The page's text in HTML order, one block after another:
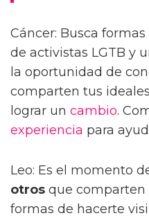
Cáncer: Busca formas
de activistas LGTB y
la oportunidad de
comparten tus
lograr un cambio.
experiencia para
Leo: Es el momento
otros que comparten
formas de hacerte